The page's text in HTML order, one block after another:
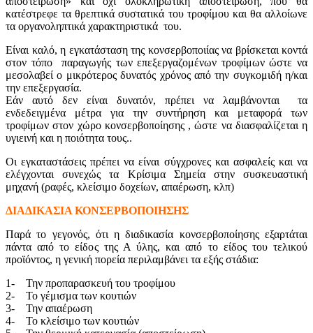
κατέστρεφε τα θρεπτικά συστατικά του τροφίμου και θα αλλοίωνε
τα οργανοληπτικά χαρακτηριστικά του.
Είναι καλό, η εγκατάσταση της κονσερβοποιίας να βρίσκεται κοντά
στον τόπο παραγωγής των επεξεργαζομένων τροφίμων ώστε να
μεσολαβεί ο μικρότερος δυνατός χρόνος από την συγκομιδή η/και
την επεξεργασία.
Εάν αυτό δεν είναι δυνατόν, πρέπει να λαμβάνονται τα
ενδεδειγμένα μέτρα για την συντήρηση και μεταφορά των
τροφίμων στον χώρο κονσερβοποίησης , ώστε να διασφαλίζεται η
υγιεινή και η ποιότητα τους..
Οι εγκαταστάσεις πρέπει να είναι σύγχρονες και ασφαλείς και να
ελέγχονται συνεχώς τα Κρίσιμα Σημεία στην συσκευαστική
μηχανή (ραφές, κλείσιμο δοχείων, απαέρωση, κλπ)
ΔΙΑΔΙΚΑΣΙΑ ΚΟΝΣΕΡΒΟΠΟΙΗΣΗΣ
Παρά το γεγονός, ότι η διαδικασία κονσερβοποίησης εξαρτάται
πάντα από το είδος της Α ύλης, και από το είδος του τελικού
προϊόντος, η γενική πορεία περιλαμβάνει τα εξής στάδια:
1- Την προπαρασκευή του τροφίμου
2- Το γέμισμα των κουτιών
3- Την απαέρωση
4- Το κλείσιμο των κουτιών